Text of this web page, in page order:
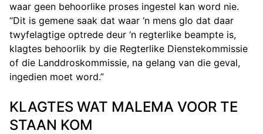
waar geen behoorlike proses ingestel kan word nie.
“Dit is gemene saak dat waar ‘n mens glo dat daar
twyfelagtige optrede deur ‘n regterlike beampte is,
klagtes behoorlik by die Regterlike Dienstekommissie
of die Landdroskommissie, na gelang van die geval,
ingedien moet word.”
KLAGTES WAT MALEMA VOOR TE
STAAN KOM